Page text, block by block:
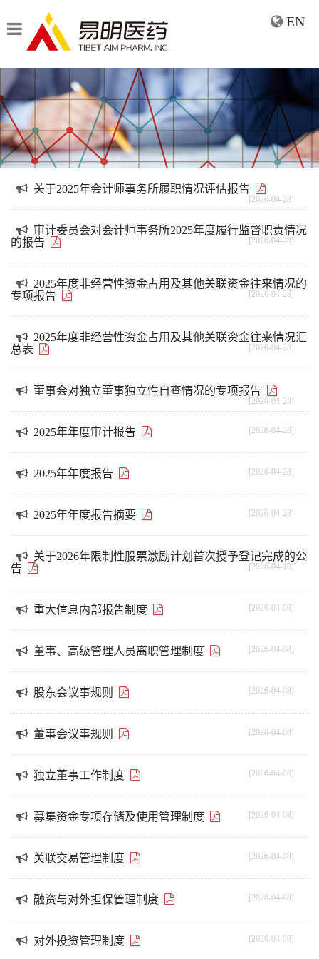
EN
关于2025年会计师事务所履职情况评估报告
[2026-04-28]
审计委员会对会计师事务所2025年度履行监督职责情况
的报告
[2026-04-28]
2025年度非经营性资金占用及其他关联资金往来情况的
专项报告
[2026-04-28]
2025年度非经营性资金占用及其他关联资金往来情况汇
总表
[2026-04-28]
董事会对独立董事独立性自查情况的专项报告
[2026-04-28]
2025年年度审计报告 [2026-04-28]
2025年年度报告 [2026-04-28]
2025年年度报告摘要 [2026-04-28]
关于2026年限制性股票激励计划首次授予登记完成的公
告
[2026-04-10]
重大信息内部报告制度 [2026-04-08]
董事、高级管理人员离职管理制度 [2026-04-08]
股东会议事规则 [2026-04-08]
董事会议事规则 [2026-04-08]
独立董事工作制度 [2026-04-08]
募集资金专项存储及使用管理制度 [2026-04-08]
关联交易管理制度 [2026-04-08]
融资与对外担保管理制度 [2026-04-08]
对外投资管理制度 [2026-04-08]